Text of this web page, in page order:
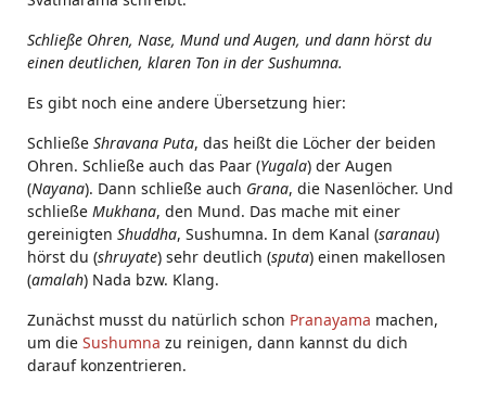
Schließe Ohren, Nase, Mund und Augen, und dann hörst du
einen deutlichen, klaren Ton in der Sushumna.
Es gibt noch eine andere Übersetzung hier:
Schließe Shravana Puta, das heißt die Löcher der beiden
Ohren. Schließe auch das Paar (Yugala) der Augen
(Nayana). Dann schließe auch Grana, die Nasenlöcher. Und
schließe Mukhana, den Mund. Das mache mit einer
gereinigten Shuddha, Sushumna. In dem Kanal (saranau)
hörst du (shruyate) sehr deutlich (sputa) einen makellosen
(amalah) Nada bzw. Klang.
Zunächst musst du natürlich schon Pranayama machen,
um die Sushumna zu reinigen, dann kannst du dich
darauf konzentrieren.